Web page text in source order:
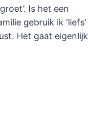
Is het een
gebruik ik ‘liefs’
Het gaat eigenlijk